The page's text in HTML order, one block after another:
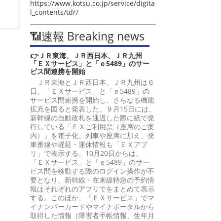
https://www.kotsu.co.jp/service/digita
l_contents/tdr/
📶速報 Breaking news
👉ＪＲ東海、ＪＲ西日本、ＪＲ九州
「ＥＸサービス」と「ｅ5489」のサー
ビス間連携を開始
ＪＲ東海とＪＲ西日本、ＪＲ九州は６
日、「ＥＸサービス」と「ｅ5489」の
サービス間連携を開始し、さらなる機能
拡充を図ると発表した。９月15日には、
新幹線の自動改札を通過した際に紙で発
行している「ＥＸご利用票（座席のご案
内）」を電子化。列車や座席に加え、発
車番線や遅延・運休情報も「ＥＸアプ
リ」で表示する。10月20日からは、
「ＥＸサービス」と「ｅ5489」のサー
ビス間を移動する際のログイン操作が不
要となり、新幹線・在来線特急の予約情
報はそれぞれのアプリでをまとめて表示
する。このほか、「ＥＸサービス」でマ
イナンバーカードやマイナポータルから
取得した情報（障害者手帳情報、生年月